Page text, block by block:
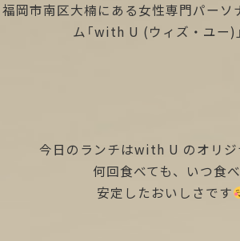
福岡市南区大楠にある女性専門パーソ
ム「with U (ウィズ・ユー)
今日のランチはwith U のオリジ
何回食べても、いつ食
安定したおいしさです